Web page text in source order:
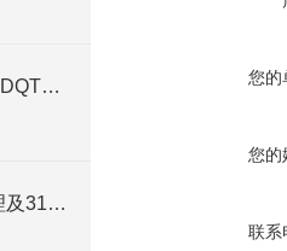
QJB潜水推流器技术参数和DQT潜水推进器型号如何选型
316L潜水搅拌机的工作原理及316L不锈钢潜水推进器CAD安装图、结构图
您的
您的
联系